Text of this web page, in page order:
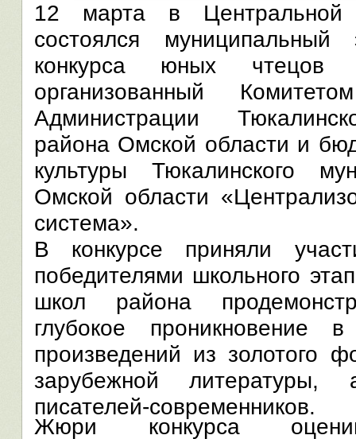
12 марта в Центральной
состоялся муниципальный
конкурса юных чтецов
организованный
Администрации
района Омской области и
культуры Тюкалинского
Омской области
система».
В конкурсе приняли
победителями школьного
школ района
глубокое проникновение
произведений из золотого
зарубежной литературы,
писателей-современников.
Жюри конкурса